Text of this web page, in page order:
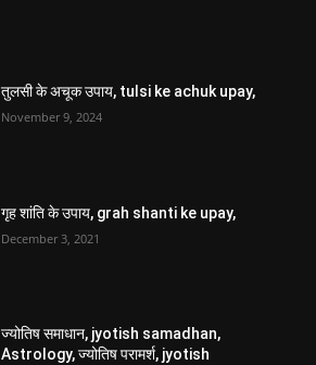
तुलसी के अचूक उपाय, tulsi ke achuk upay,
November 9, 2024
गृह शांति के उपाय, grah shanti ke upay,
December 3, 2021
ज्योतिष समाधान, jyotish samadhan,
Astrology, ज्योतिष परामर्श, jyotish